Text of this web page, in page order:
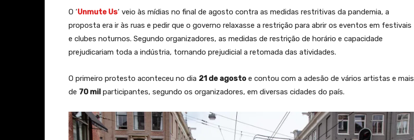
O ‘Unmute Us‘ veio às mídias no final de agosto contra as medidas restritivas da pandemia, a
proposta era ir às ruas e pedir que o governo relaxasse a restrição para abrir os eventos em festivais
e clubes noturnos. Segundo organizadores, as medidas de restrição de horário e capacidade
prejudicariam toda a indústria, tornando prejudicial a retomada das atividades.
O primeiro protesto aconteceu no dia 21 de agosto e contou com a adesão de vários artistas e mais
de 70 mil participantes, segundo os organizadores, em diversas cidades do país.